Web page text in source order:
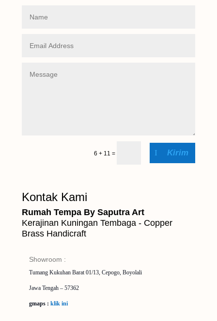
6 + 11 = Kirim
Kontak Kami
Rumah Tempa By Saputra Art
Kerajinan Kuningan Tembaga - Copper
Brass Handicraft
Showroom :
Tumang Kukuhan Barat 01/13, Cepogo, Boyolali
Jawa Tengah – 57362
gmaps : klik ini